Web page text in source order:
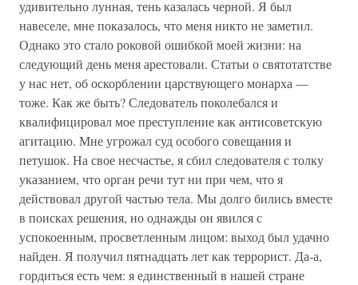
удивительно лунная, тень казалась черной. Я был
навеселе, мне показалось, что меня никто не заметил.
Однако это стало роковой ошибкой моей жизни: на
следующий день меня арестовали. Статьи о святотатстве
у нас нет, об оскорблении царствующего монарха —
тоже. Как же быть? Следователь поколебался и
квалифицировал мое преступление как антисоветскую
агитацию. Мне угрожал суд особого совещания и
петушок. На свое несчастье, я сбил следователя с толку
указанием, что орган речи тут ни при чем, что я
действовал другой частью тела. Мы долго бились вместе
в поисках решения, но однажды он явился с
успокоенным, просветленным лицом: выход был удачно
найден. Я получил пятнадцать лет как террорист. Да-а,
гордиться есть чем: я единственный в нашей стране